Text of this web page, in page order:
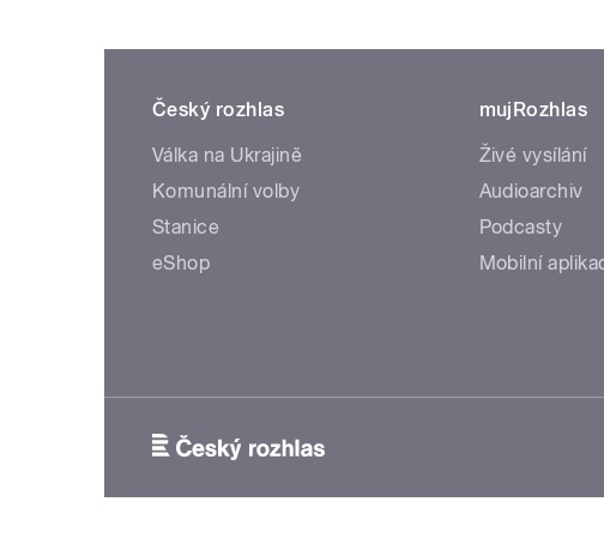
Český rozhlas
Válka na Ukrajině
Komunální volby
Stanice
eShop
mujRozhlas
Živé vysílání
Audioarchiv
Podcasty
Mobilní